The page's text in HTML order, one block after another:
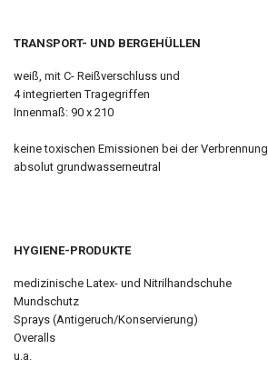
TRANSPORT- UND BERGEHÜLLEN
weiß, mit C- Reißverschluss und
4 integrierten Tragegriffen
Innenmaß: 90 x 210
keine toxischen Emissionen bei der Verbrennung
absolut grundwasserneutral
HYGIENE-PRODUKTE
medizinische Latex- und Nitrilhandschuhe
Mundschutz
Sprays (Antigeruch/Konservierung)
Overalls
u.a.